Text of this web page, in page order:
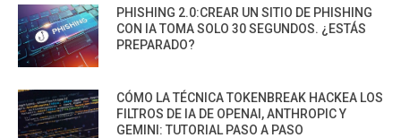
PHISHING 2.0:CREAR UN SITIO DE PHISHING
CON IA TOMA SOLO 30 SEGUNDOS. ¿ESTÁS
PREPARADO?
CÓMO LA TÉCNICA TOKENBREAK HACKEA LOS
FILTROS DE IA DE OPENAI, ANTHROPIC Y
GEMINI: TUTORIAL PASO A PASO